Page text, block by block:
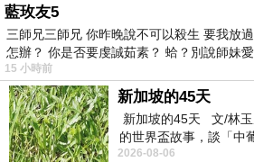
與前役對巫師如出一轍，湖人
相當猛烈，團隊命中率高達
達11分領先，眼看終止連敗有
但自下半場開始，公牛大將巴
開始發威，這位本季首度入選
藍玫友5
三師兄三師兄 你昨晚說不可以殺生 要我放
怎辦？ 你是否要虔誠茹素？ 蛤？別說師妹
15 小時前
新加坡的45天
新加坡的45天 文/
的世界盃故事，談「中
2026-08-06